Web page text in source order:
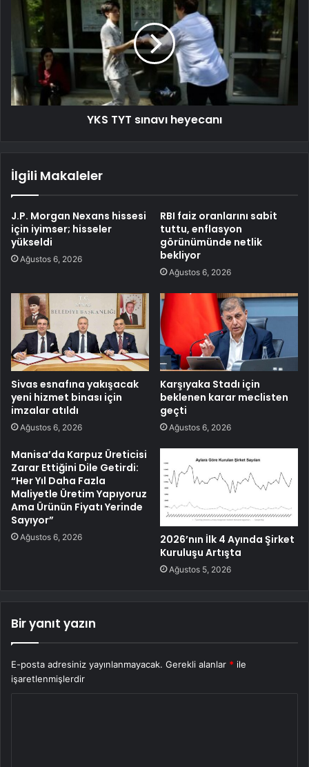
YKS TYT sınavı heyecanı
İlgili Makaleler
J.P. Morgan Nexans hissesi
için iyimser; hisseler
yükseldi
Ağustos 6, 2026
RBI faiz oranlarını sabit
tuttu, enflasyon
görünümünde netlik
bekliyor
Ağustos 6, 2026
Sivas esnafına yakışacak
yeni hizmet binası için
imzalar atıldı
Ağustos 6, 2026
Karşıyaka Stadı için
beklenen karar meclisten
geçti
Ağustos 6, 2026
Manisa’da Karpuz Üreticisi
Zarar Ettiğini Dile Getirdi:
“Her Yıl Daha Fazla
Maliyetle Üretim Yapıyoruz
Ama Ürünün Fiyatı Yerinde
Sayıyor”
Ağustos 6, 2026
2026’nın İlk 4 Ayında Şirket
Kuruluşu Artışta
Ağustos 5, 2026
Bir yanıt yazın
E-posta adresiniz yayınlanmayacak. Gerekli alanlar * ile
işaretlenmişlerdir